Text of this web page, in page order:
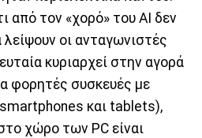
από τον «χορό» του ΑΙ δεν
οι ανταγωνιστές
κυριαρχεί στην αγορά
φορητές συσκευές με
και tablets),
χώρο των PC είναι